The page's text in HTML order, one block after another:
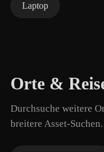
Laptop
Orte &
Durchsuche weitere
breitere Asset-Suchen.